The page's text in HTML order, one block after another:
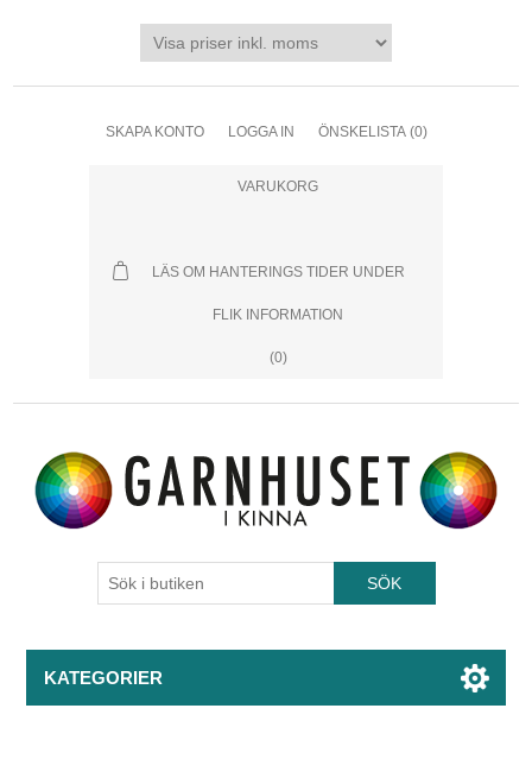
SKAPA KONTO LOGGA IN ÖNSKELISTA (0)
VARUKORG
LÄS OM HANTERINGS TIDER UNDER
FLIK INFORMATION
(0)
KATEGORIER